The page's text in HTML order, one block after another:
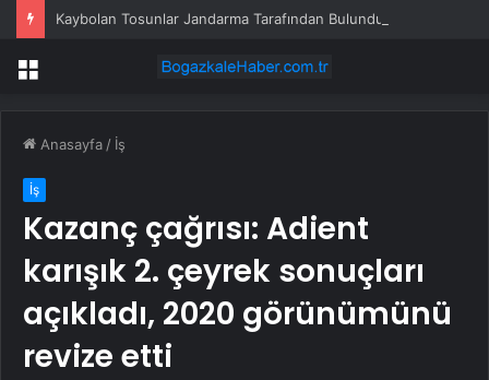
Kaybolan Tosunlar Jandarma Tarafından Bulundu
Menü
Anasayfa / İş
İş
Kazanç çağrısı: Adient
karışık 2. çeyrek sonuçları
açıkladı, 2020 görünümünü
revize etti